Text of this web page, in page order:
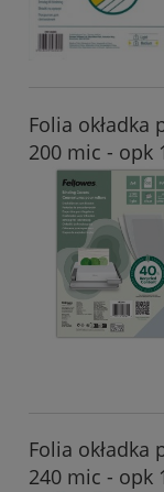
Folia okładka
200 mic - opk
Folia okładka
240 mic - opk